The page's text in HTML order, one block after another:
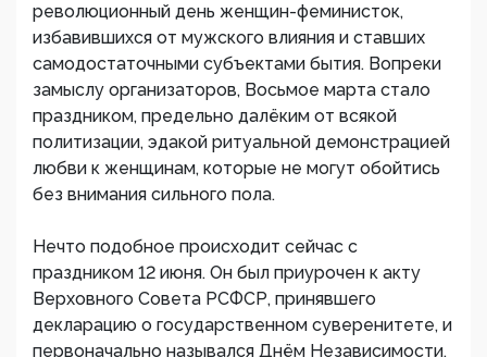
революционный день женщин-феминисток,
избавившихся от мужского влияния и ставших
самодостаточными субъектами бытия. Вопреки
замыслу организаторов, Восьмое марта стало
праздником, предельно далёким от всякой
политизации, эдакой ритуальной демонстрацией
любви к женщинам, которые не могут обойтись
без внимания сильного пола.
Нечто подобное происходит сейчас с
праздником 12 июня. Он был приурочен к акту
Верховного Совета РСФСР, принявшего
декларацию о государственном суверенитете, и
первоначально назывался Днём Независимости.